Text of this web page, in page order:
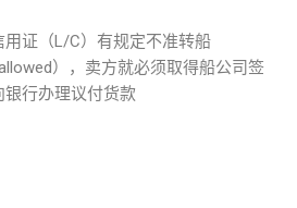
证（L/C）有规定不准转船
），卖方就必须取得船公司签
行办理议付货款